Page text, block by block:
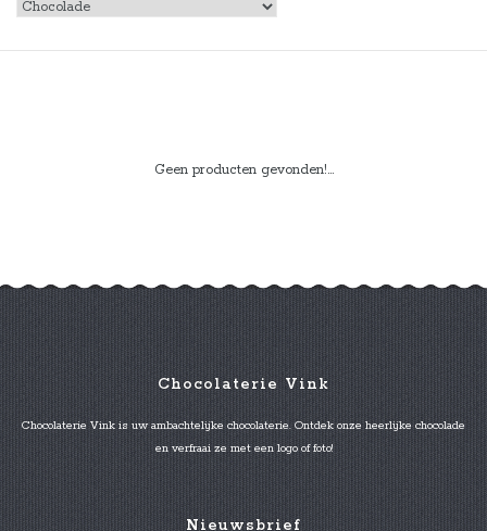
Geen producten gevonden!...
Chocolaterie Vink
Chocolaterie Vink is uw ambachtelijke chocolaterie. Ontdek onze heerlijke chocolade
en verfraai ze met een logo of foto!
Nieuwsbrief